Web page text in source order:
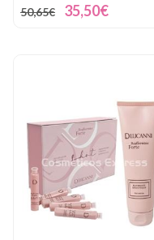
50,65€
35,50€